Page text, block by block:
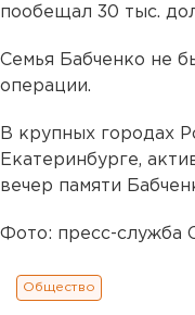
пообещал 30 тыс.
Семья Бабченко не
операции.
В крупных городах
Екатеринбурге,
вечер памяти
Фото: пресс-служба
Общество